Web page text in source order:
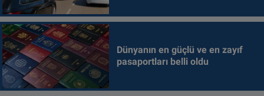
Dünyanın en güçlü ve en zayıf
pasaportları belli oldu